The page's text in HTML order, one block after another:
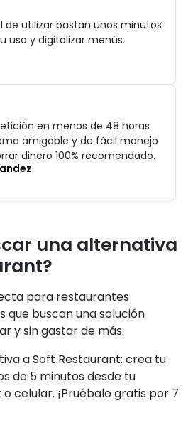
de utilizar bastan unos minutos
uso y digitalizar menús.
en menos de 48 horas
amigable y de fácil manejo
dinero 100% recomendado.
una alternativa
para restaurantes
que buscan una solución
y sin gastar de más.
a Soft Restaurant: crea tu
de 5 minutos desde tu
celular. ¡Pruébalo gratis por 7